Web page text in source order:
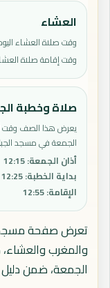
العشاء
وقت صلاة العشاء
وقت إقامة صلاة
صلاة وخطبة
يعرض هذا الصف وقت
الجمعة في مسجد
أذان الجمعة:
12:15
بداية الخطبة:
12:25
الإقامة:
12:55
تعرض صفحة مسجد
والمغرب
الجمعة، ضمن دليل